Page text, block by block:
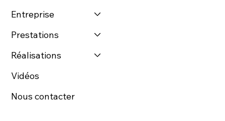
Entreprise
Prestations
Réalisations
Vidéos
Nous contacter